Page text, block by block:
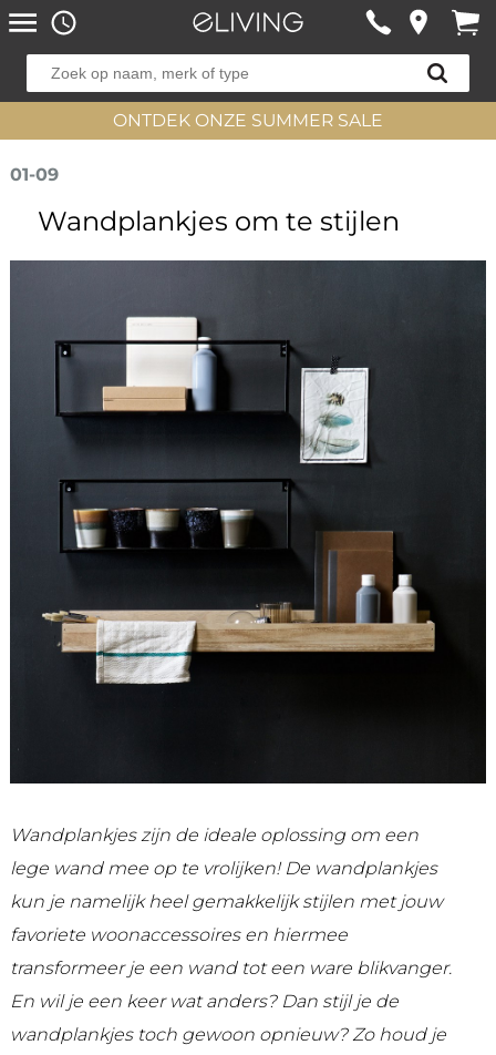
ONTDEK ONZE SUMMER SALE
01-09
Wandplankjes om te stijlen
Wandplankjes zijn de ideale oplossing om een
lege wand mee op te vrolijken! De wandplankjes
kun je namelijk heel gemakkelijk stijlen met jouw
favoriete woonaccessoires en hiermee
transformeer je een wand tot een ware blikvanger.
En wil je een keer wat anders? Dan stijl je de
wandplankjes toch gewoon opnieuw? Zo houd je